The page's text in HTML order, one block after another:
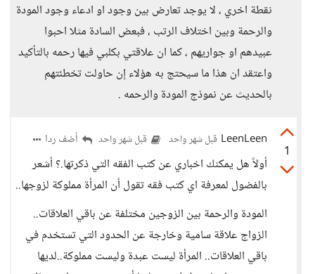
نقطة اخري ، لا يوجد تعارض بين وجود او ادعاء وجود المودة
والرحمة وبين اختلاف الرتب ، فبعض السادة مثلا احبوا
عبيدهم او جواريهم ، كما ان علاقتي بكلبي فيها رحمه بالتأكيد
واعتقد ان هذا ما سيحتج به هؤلاء إن حاولت تخطئتهم
بالحديث عن نموذج المودة والرحمه .
1
LeenLeen قبل شهر واحد قبل شهر واحد أضف ردا
أولاً هل يمكنك اخباري عن كتب الفقه التي ذكرتها.؟ أشعر
بالفضول لمعرفة اي كتب فقه تقول أن المرأة مملوكة لزوجها..
المودة والرحمة بين الزوجين مختلفة عن باقي العلاقات..
الزواج علاقة سامية وخارجة عن الحدود التي تستخدم في
باقي العلاقات.. المرأة ليست عبدة وليست مملوكة..لديها